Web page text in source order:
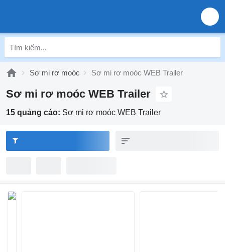
Sơ mi rơ moóc Sơ mi rơ moóc WEB Trailer
Sơ mi rơ moóc WEB Trailer
15 quảng cáo: Sơ mi rơ moóc WEB Trailer